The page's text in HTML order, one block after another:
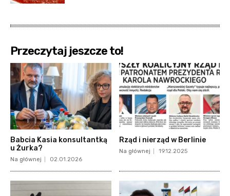
Przeczytaj jeszcze to!
Babcia Kasia konsultantką
u Żurka?
Na głównej 02.01.2026
Rząd i nierząd w Berlinie
Na głównej 19.12.2025